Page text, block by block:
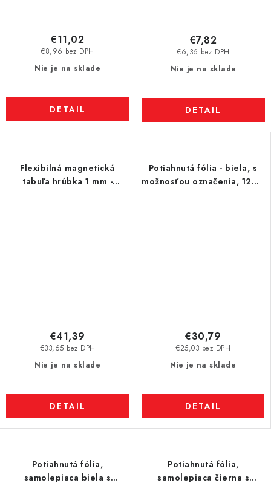
Nie je na sklade
€8,96 bez DPH
€11,02
DETAIL
Nie je na sklade
€6,36 bez DPH
€7,82
DETAIL
Flexibilná magnetická
tabuľa hrúbka 1 mm -
Nie je na sklade
€33,65 bez DPH
€41,39
DETAIL
Potiahnutá fólia - biela, s
možnosťou označenia, 120 x
Nie je na sklade
€25,03 bez DPH
€30,79
DETAIL
Potiahnutá fólia,
samolepiaca biela s
Potiahnutá fólia,
samolepiaca čierna s